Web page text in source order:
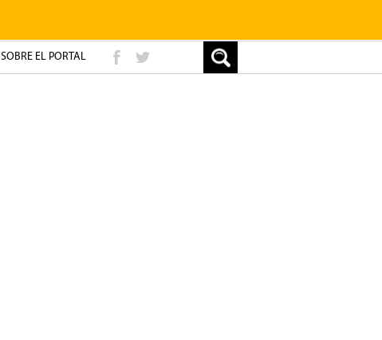
SOBRE EL PORTAL